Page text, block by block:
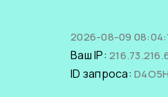
2026-08-09
Ваш IP:
ID запроса: